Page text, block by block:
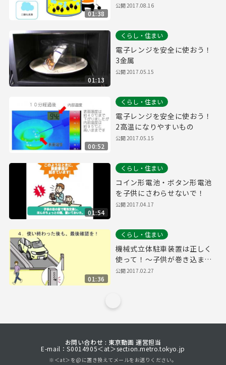
01:38
公開2017.08.16
01:13
くらし・住まい
電子レンジを安全に使おう！
3金属
公開2017.05.15
00:52
くらし・住まい
電子レンジを安全に使おう！
2高温になりやすいもの
公開2017.05.15
01:54
くらし・住まい
コイン形電池・ボタン形電池
を子供にさわらせないで！
公開2017.04.17
01:36
くらし・住まい
機械式立体駐車装置は正しく
使って！～子供が巻き込まれ
る重大な事故が発生していま
公開2017.02.27
お問い合わせ : 東京動画 運営担当
E-mail：S0014905＜at＞section.metro.tokyo.jp
※＜at＞を@に置き換えてメールをお送りください。